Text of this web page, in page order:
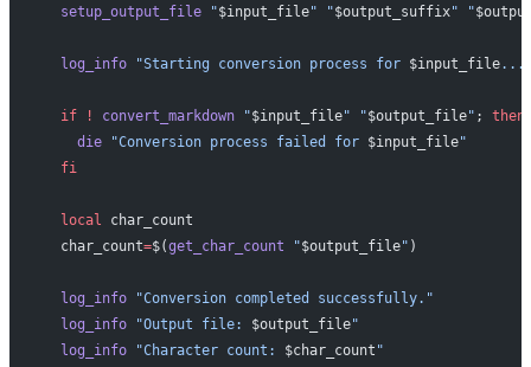
  setup_output_file
"$input_file" "$output_suffix" "
  log_info
"Starting conversion process for $input_file
  if
! convert_markdown "$input_file" "$output_file" ; then
    die
"Conversion process failed for $input_file"
  fi
  local
char_count
  char_count
=$(get_char_count "$output_file" )
  log_info
"Conversion completed successfully."
  log_info
"Output file: $output_file"
  log_info
"Character count: $char_count "